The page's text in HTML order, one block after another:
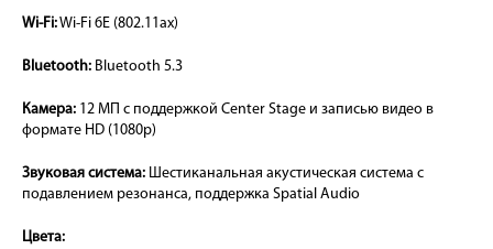
Wi-Fi:Wi-Fi 6E (802.11ax)
Bluetooth: Bluetooth 5.3
Камера: 12 МП с поддержкой Center Stage и записью видео в
формате HD (1080p)
Звуковая система: Шестиканальная акустическая система с
подавлением резонанса, поддержка Spatial Audio
Цвета: